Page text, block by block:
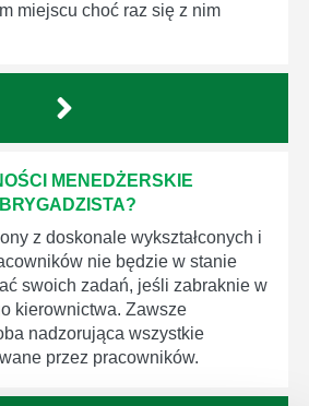
miejscu choć raz się z nim
MENEDŻERSKIE
z doskonale wykształconych i
nie będzie w stanie
swoich zadań, jeśli zabraknie w
kierownictwa. Zawsze
nadzorująca wszystkie
przez pracowników.